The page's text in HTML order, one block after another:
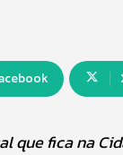
que fica na